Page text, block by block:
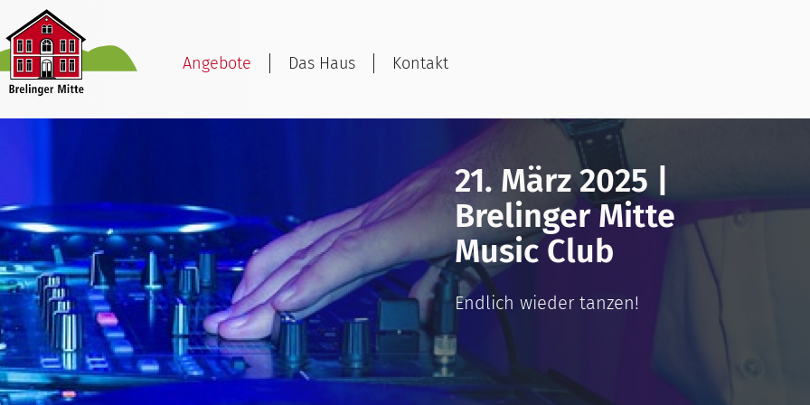
Angebote Das Haus Kontakt
21. März 2025 |
Brelinger Mitte
Music Club
Endlich wieder tanzen!